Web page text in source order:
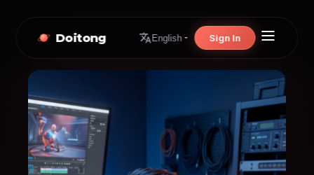
Doitong English Sign In